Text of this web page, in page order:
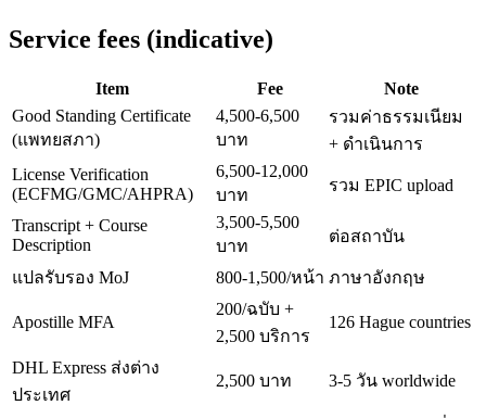
Service fees (indicative)
Item Fee
Note
Good Standing Certificate
(แพทยสภา)
4,500-6,500
บาท
รวมค่าธรรมเนียม
+ ดำเนินการ
License Verification
(ECFMG/GMC/AHPRA)
6,500-12,000
บาท
รวม EPIC upload
Transcript + Course
Description
3,500-5,500
บาท
ต่อสถาบัน
แปลรับรอง MoJ 800-1,500/หน้า ภาษาอังกฤษ
Apostille MFA
200/ฉบับ +
2,500 บริการ
126 Hague countries
DHL Express ส่งต่าง
ประเทศ
2,500 บาท 3-5 วัน worldwide